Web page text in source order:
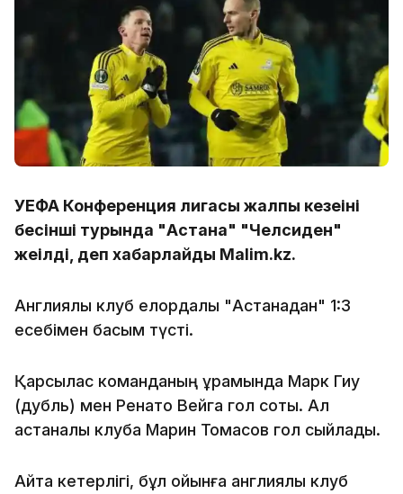
УЕФА Конференция лигасы жалпы кезеңінің
бесінші турында "Астана" "Челсиден"
жеңілді, деп хабарлайды Malim.kz.
Англиялық клуб елордалық "Астанадан" 1:3
есебімен басым түсті.
Қарсылас команданың құрамында Марк Гиу
(дубль) мен Ренато Вейга гол соқты. Ал
астаналық клубқа Марин Томасов гол сыйлады.
Айта кетерлігі, бұл ойынға англиялық клуб